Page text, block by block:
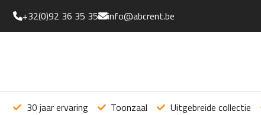
+32(0)92 36 35 35 info@abcrent.be
30 jaar ervaring Toonzaal Uitgebreide collectie